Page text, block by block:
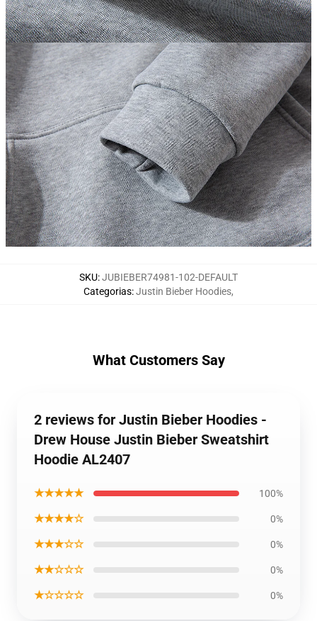
SKU:JUBIEBER74981-102-DEFAULT
Categorias:Justin Bieber Hoodies,
What Customers Say
2 reviews for Justin Bieber Hoodies -
Drew House Justin Bieber Sweatshirt
Hoodie AL2407
★★★★★ 100%
★★★★☆ 0%
★★★☆☆ 0%
★★☆☆☆ 0%
★☆☆☆☆ 0%